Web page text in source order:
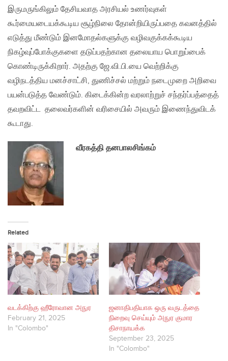
இருமருங்கிலும் தேசியவாத அரசியல் உணர்வுகள்
கூர்மையடையக்கூடிய சூழ்நிலை தோன்றியிருப்பதை கவனத்தில்
எடுத்து மீண்டும் இனமோதல்களுக்கு வழிவகுக்கக்கூடிய
நிகழ்வுப்போக்குகளை தடுப்பதற்கான தலையாய பொறுப்பைக்
கொண்டிருக்கிறார். அதற்கு ஜே.வி.பி.யை வெற்றிக்கு
வழிநடத்திய மனச்சாட்சி, துணிச்சல் மற்றும் நடைமுறை அறிவை
பயன்படுத்த வேண்டும். கிடைக்கின்ற வரலாற்றுச் சந்தர்ப்பத்தைத்
தவறவிட்ட தலைவர்களின் வரிசையில் அவரும் இணைந்துவிடக்
கூடாது.
வீரகத்தி தனபாலசிங்கம்
Related
வடக்கிற்கு ஹீரோவான அநுர
February 21, 2025
In "Colombo"
ஜனாதிபதியாக ஒரு வருடத்தை
நிறைவு செய்யும் அநுர குமார
திசாநாயக்க
September 23, 2025
In "Colombo"